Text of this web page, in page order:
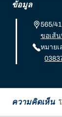
ข้อมูล
565/
ขอเส้
หมาย
ความคิดเห็น